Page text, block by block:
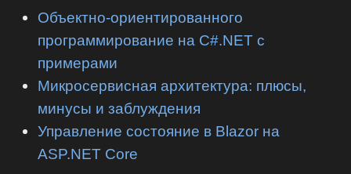
Объектно-ориентированного
программирование на C#.NET с
примерами
Микросервисная архитектура: плюсы,
минусы и заблуждения
Управление состояние в Blazor на
ASP.NET Core